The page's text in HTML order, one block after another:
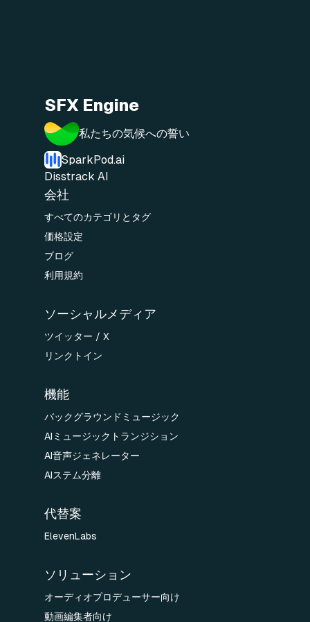
SFX Engine
私たちの気候への誓い
SparkPod.ai
Disstrack AI
会社
すべてのカテゴリとタグ
価格設定
ブログ
利用規約
ソーシャルメディア
ツイッター / X
リンクトイン
機能
バックグラウンドミュージック
AIミュージックトランジション
AI音声ジェネレーター
AIステム分離
代替案
ElevenLabs
ソリューション
オーディオプロデューサー向け
動画編集者向け